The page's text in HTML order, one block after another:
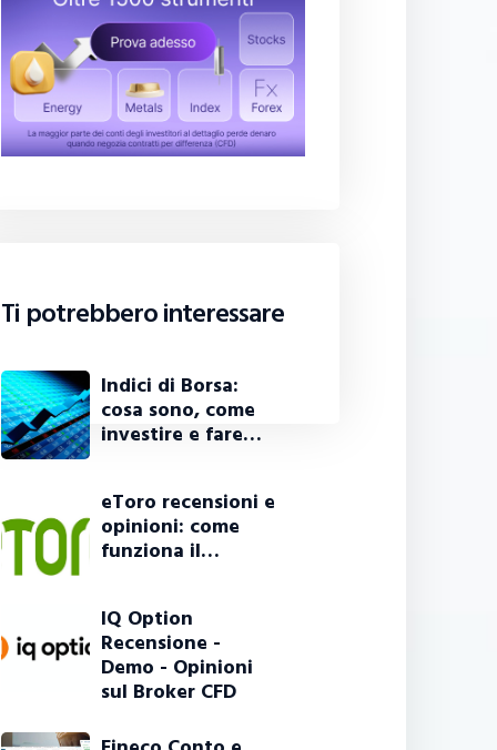
Ti potrebbero interessare
Indici di Borsa:
cosa sono, come
investire e fare…
eToro recensioni e
opinioni: come
funziona il…
IQ Option
Recensione -
Demo - Opinioni
sul Broker CFD